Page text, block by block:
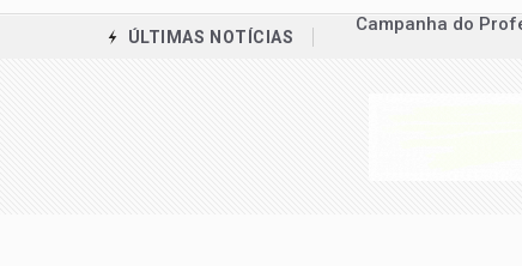
ÚLTIMAS NOTÍCIAS
Mato Grosso